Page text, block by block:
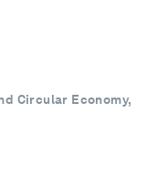
Circular Economy,